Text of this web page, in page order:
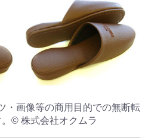
・画像等の商用目的での無断転
© 株式会社オクムラ